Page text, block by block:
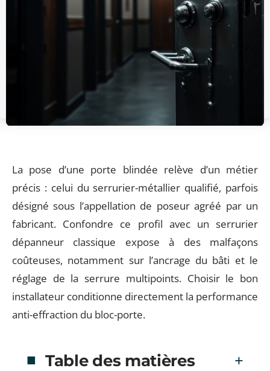
La pose d’une porte blindée relève d’un métier
précis : celui du serrurier-métallier qualifié, parfois
désigné sous l’appellation de poseur agréé par un
fabricant. Confondre ce profil avec un serrurier
dépanneur classique expose à des malfaçons
coûteuses, notamment sur l’ancrage du bâti et le
réglage de la serrure multipoints. Choisir le bon
installateur conditionne directement la performance
anti-effraction du bloc-porte.
Table des matières